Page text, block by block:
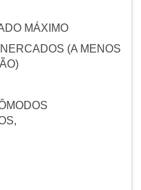
MÁXIMO
(A MENOS